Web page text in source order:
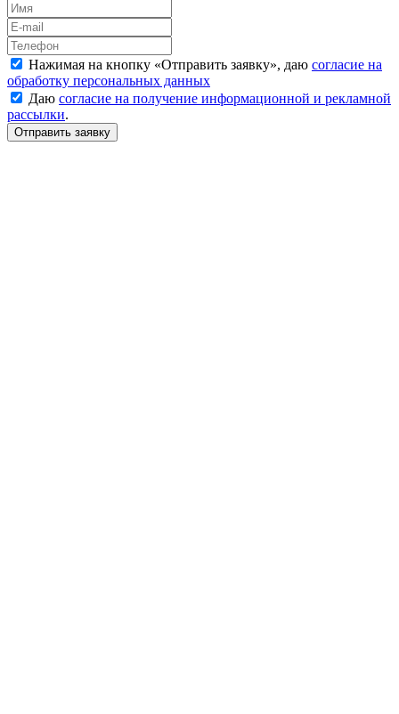
Нажимая на кнопку «Отправить заявку», даю согласие на
обработку персональных данных
Даю согласие на получение информационной и рекламной
рассылки.